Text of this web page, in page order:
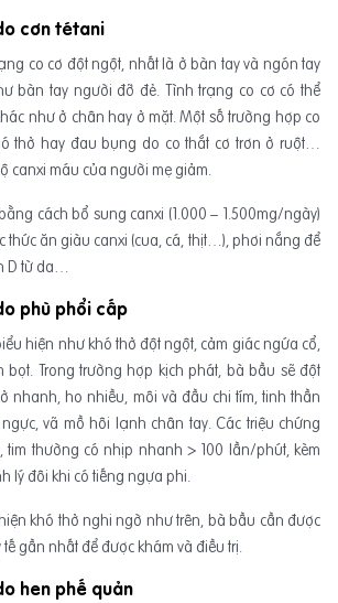
cơn tétani
co cơ đột ngột, nhất là ở bàn tay và ngón tay
bàn tay người đỡ đẻ. Tình trạng co cơ có thể
như ở chân hay ở mặt. Một số trường hợp co
thở hay đau bụng do co thắt cơ trơn ở ruột…
canxi máu của người mẹ giảm.
cách bổ sung canxi (1.000 – 1.500mg/ngày)
thức ăn giàu canxi (cua, cá, thịt…), phơi nắng để
D từ da…
phù phổi cấp
hiện như khó thở đột ngột, cảm giác ngứa cổ,
bọt. Trong trường hợp kịch phát, bà bầu sẽ đột
nhanh, ho nhiều, môi và đầu chi tím, tinh thần
vã mồ hôi lạnh chân tay. Các triệu chứng
tim thường có nhịp nhanh > 100 lần/phút, kèm
lý đôi khi có tiếng ngựa phi.
khó thở nghi ngờ như trên, bà bầu cần được
gần nhất để được khám và điều trị.
hen phế quản